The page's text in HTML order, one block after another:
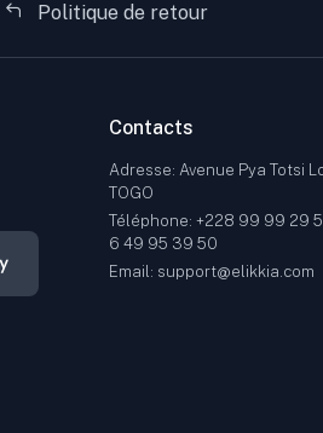
Politique de retour
Contacts
Adresse: Avenue Pya Totsi
TOGO
Téléphone: +228 99 99 29
6 49 95 39 50
Email: support@elikkia.com